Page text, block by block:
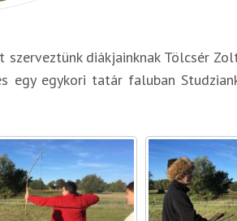
diákjainknak Tölcsér
egy egykori tatár faluban